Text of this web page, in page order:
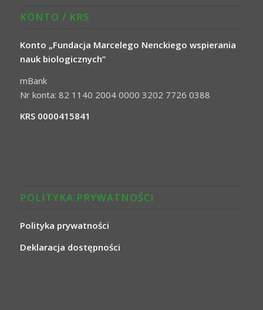
KONTO / KRS
Konto „Fundacja Marcelego Nenckiego wspierania
nauk biologicznych”
mBank
Nr konta: 82 1140 2004 0000 3202 7726 0388
KRS 0000415841
POLITYKA PRYWATNOŚCI
Polityka prywatności
Deklaracja dostępności